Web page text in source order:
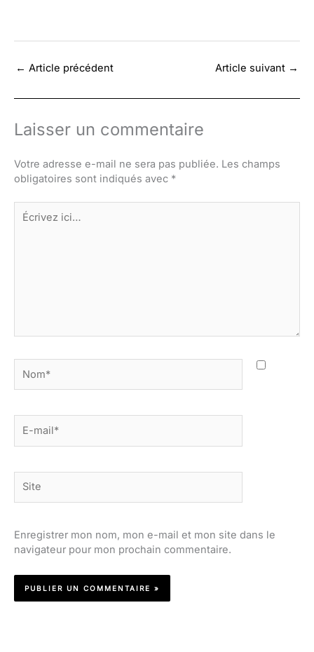
← Article précédent Article suivant →
Laisser un commentaire
Votre adresse e-mail ne sera pas publiée. Les champs
obligatoires sont indiqués avec *
Écrivez
ici…
mail*
Enregistrer mon nom, mon e-mail et mon site dans le
navigateur pour mon prochain commentaire.